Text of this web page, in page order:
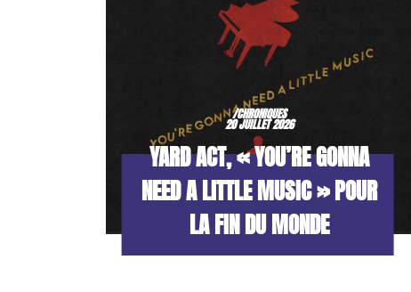
/CHRONIQUES
20 JUILLET 2026
YARD ACT, « YOU’RE GONNA
NEED A LITTLE MUSIC » POUR
LA FIN DU MONDE